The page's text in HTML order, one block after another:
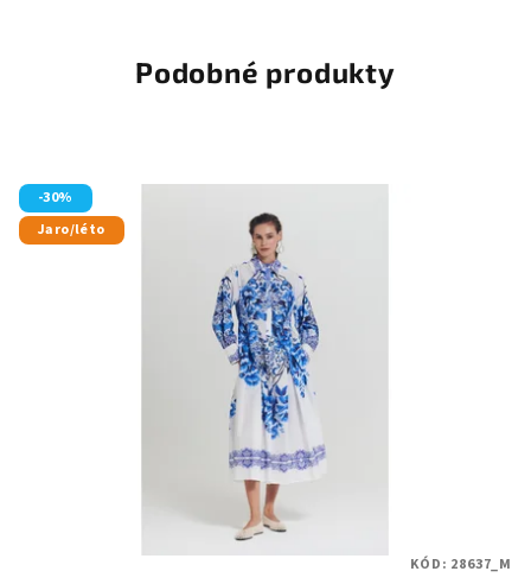
Podobné produkty
-30%
Jaro/léto
KÓD: 28637_M